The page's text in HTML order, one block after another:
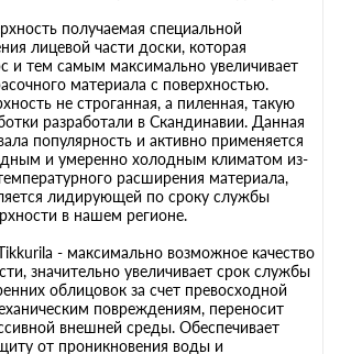
получаемая специальной
лицевой части доски, которая
и тем самым максимально увеличивает
материала с поверхностью.
не строганная, а пиленная, такую
разработали в Скандинавии. Данная
популярность и активно применяется
и умеренно холодным климатом из-
расширения материала,
лидирующей по сроку службы
в нашем регионе.
- максимально возможное качество
значительно увеличивает срок службы
облицовок за счет превосходной
повреждениям, переносит
внешней среды. Обеспечивает
от проникновения воды и